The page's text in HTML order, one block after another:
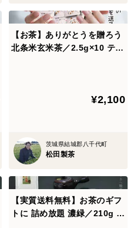
【お茶】ありがとうを贈ろう
北条米玄米茶／2.5g×10 ティ
¥2,100
茨城県結城郡八千代町
松田製茶
【実質送料無料】お茶のギフ
トに 詰め放題 濃緑／210g 茶